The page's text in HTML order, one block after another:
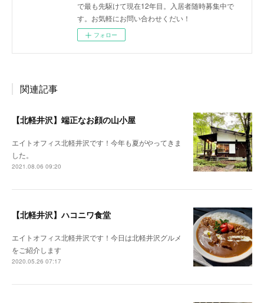
で最も先駆けて現在12年目。入居者随時募集中で
す。お気軽にお問い合わせくだい！
フォロー
関連記事
【北軽井沢】端正なお顔の山小屋
エイトオフィス北軽井沢です！今年も夏がやってきま
した。
2021.08.06 09:20
【北軽井沢】ハコニワ食堂
エイトオフィス北軽井沢です！今日は北軽井沢グルメ
をご紹介します
2020.05.26 07:17